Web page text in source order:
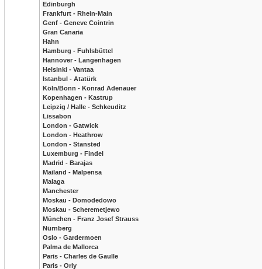
Edinburgh
Frankfurt - Rhein-Main
Genf - Geneve Cointrin
Gran Canaria
Hahn
Hamburg - Fuhlsbüttel
Hannover - Langenhagen
Helsinki - Vantaa
Istanbul - Atatürk
Köln/Bonn - Konrad Adenauer
Kopenhagen - Kastrup
Leipzig / Halle - Schkeuditz
Lissabon
London - Gatwick
London - Heathrow
London - Stansted
Luxemburg - Findel
Madrid - Barajas
Mailand - Malpensa
Malaga
Manchester
Moskau - Domodedowo
Moskau - Scheremetjewo
München - Franz Josef Strauss
Nürnberg
Oslo - Gardermoen
Palma de Mallorca
Paris - Charles de Gaulle
Paris - Orly